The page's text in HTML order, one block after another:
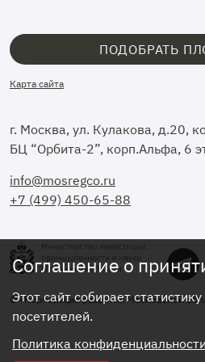
info@mosregco.ru
+7 (499) 450-65-88
г. Москва, ул. Кулакова, д.20,
БЦ “Орбита-2”, корп.Альфа, 6
ПОДОБРАТЬ
Карта сайта
© «Корпорация развития Московской
Соглашение о
Этот сайт собирает
посетителей.
Политика конфиденциальности